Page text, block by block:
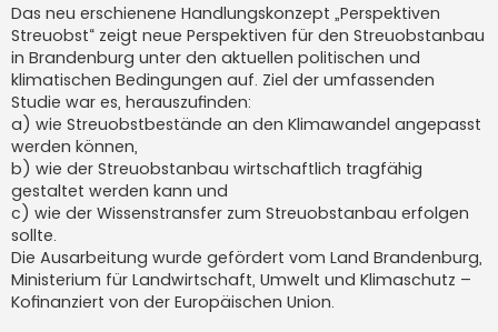
Das neu erschienene Handlungskonzept „Perspektiven
Streuobst“ zeigt neue Perspektiven für den Streuobstanbau
in Brandenburg unter den aktuellen politischen und
klimatischen Bedingungen auf. Ziel der umfassenden
Studie war es, herauszufinden:
a) wie Streuobstbestände an den Klimawandel angepasst
werden können,
b) wie der Streuobstanbau wirtschaftlich tragfähig
gestaltet werden kann und
c) wie der Wissenstransfer zum Streuobstanbau erfolgen
sollte.
Die Ausarbeitung wurde gefördert vom Land Brandenburg,
Ministerium für Landwirtschaft, Umwelt und Klimaschutz –
Kofinanziert von der Europäischen Union.